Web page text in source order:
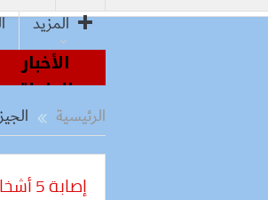
المزيد
الأخبار
العاجلة
الملاعب إلى قيادة الفراعنة..
تسرّع توفيق أوضاع أراضي الشروق
الرئيسية
إصابة 5 أشخاص إثر حادث تصادم سيارة بسور كوبري إمبابة